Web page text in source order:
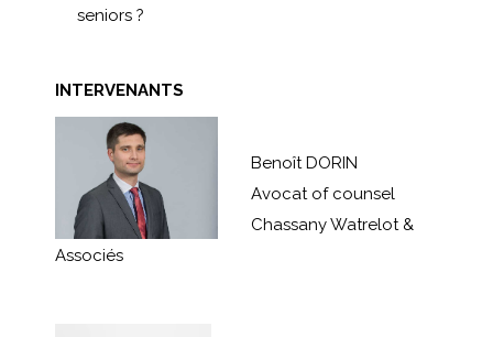
seniors ?
INTERVENANTS
Benoît DORIN
Avocat of counsel
Chassany Watrelot &
Associés